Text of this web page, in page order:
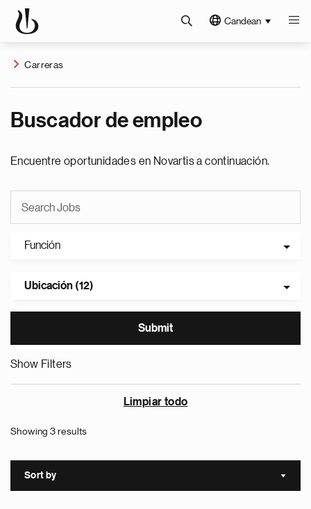
Candean
Carreras
Buscador de empleo
Encuentre oportunidades en Novartis a continuación.
Función
Ubicación (12)
Show Filters
Limpiar todo
Showing 3 results
Sort by Sort